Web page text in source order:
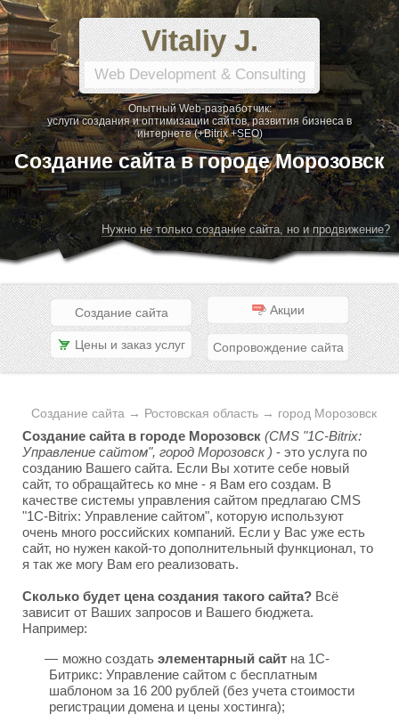
Vitaliy J.
Web Development & Consulting
Опытный Web-разработчик:
услуги создания и оптимизации сайтов, развития бизнеса в
интернете (+Bitrix +SEO)
Создание сайта в городе Морозовск
Нужно не только создание сайта, но и продвижение?
Создание сайта Акции
Цены и заказ услуг Сопровождение сайта
Создание сайта → Ростовская область → город Морозовск
Создание сайта в городе Морозовск (CMS "1C-Bitrix:
Управление сайтом", город Морозовск ) - это услуга по
созданию Вашего сайта. Если Вы хотите себе новый
сайт, то обращайтесь ко мне - я Вам его создам. В
качестве системы управления сайтом предлагаю CMS
"1C-Bitrix: Управление сайтом", которую используют
очень много российских компаний. Если у Вас уже есть
сайт, но нужен какой-то дополнительный функционал, то
я так же могу Вам его реализовать.
Сколько будет цена создания такого сайта? Всё
зависит от Ваших запросов и Вашего бюджета.
Например:
можно создать элементарный сайт на 1С-
Битрикс: Управление сайтом с бесплатным
шаблоном за 16 200 рублей (без учета стоимости
регистрации домена и цены хостинга);